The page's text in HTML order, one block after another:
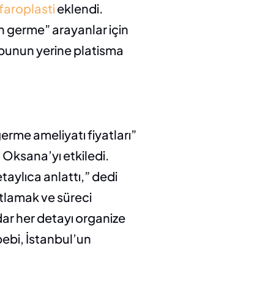
eklendi.
germe” arayanlar için
yerine platisma
ameliyatı fiyatları”
etkiledi.
anlattı,” dedi
ve süreci
her detayı organize
İstanbul’un